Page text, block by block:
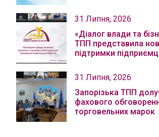
31 Липня, 2026
«Діалог влади та
ТПП представила
підтримки
31 Липня, 2026
Запорізька ТПП
фахового
торговельних марок